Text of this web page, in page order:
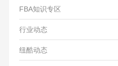
FBA知识专区
行业动态
纽酷动态